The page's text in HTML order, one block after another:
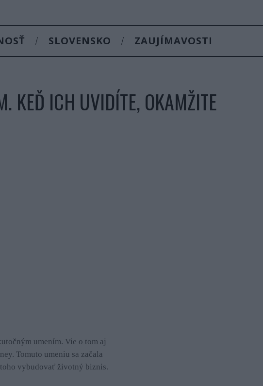
SLOVENSKO ZAUJÍMAVOSTI
KEĎ ICH UVIDÍTE, OKAMŽITE
umením. Vie o tom aj
Tomuto umeniu sa začala
vybudovať životný biznis.